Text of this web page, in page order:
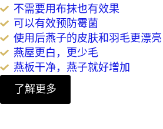
不需要用布抹也有效果
可以有效预防霉菌
使用后燕子的皮肤和羽毛更漂亮
燕屋更白，更少毛
燕板干净，燕子就好增加
了解更多